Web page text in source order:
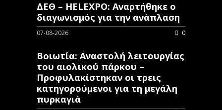
ΔΕΘ – HELEXPO: Αναρτήθηκε ο
διαγωνισμός για την ανάπλαση
07-08-2026 0
Βοιωτία: Αναστολή λειτουργίας
του αιολικού πάρκου –
Προφυλακίστηκαν οι τρεις
κατηγορούμενοι για τη μεγάλη
πυρκαγιά